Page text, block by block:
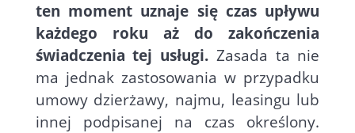
ten moment uznaje się czas upływu
każdego roku aż do zakończenia
świadczenia tej usługi. Zasada ta nie
ma jednak zastosowania w przypadku
umowy dzierżawy, najmu, leasingu lub
innej podpisanej na czas określony.